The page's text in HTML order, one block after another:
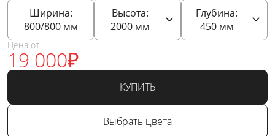
Ширина:
800/800мм
Высота:
2000мм
Глубина:
450мм
Цена от
19 000₽
КУПИТЬ
Выбрать цвета